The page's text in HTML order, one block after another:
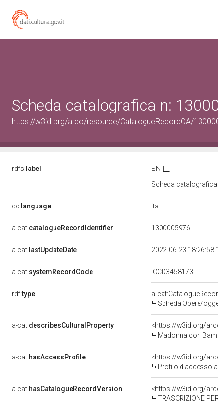
Scheda catalografica n:
https://w3id.org/arco/resource/CatalogueRecordOA/
rdfs: label EN
IT
Scheda
dc: language ita
a-cat:catalogueRecordIdentifier 1300005976
a-cat: lastUpdateDate 2022-06-23
a-cat:systemRecordCode ICCD3458173
rdf:type
a-
Scheda Opere/
a-cat:describesCulturalProperty
<https://w3id.org/
Madonna con
a-cat:hasAccessProfile
<https://w3id.org/
Profilo d'accesso
a-cat:hasCatalogueRecordVersion
<https://w3id.org/
TRASCRIZIONE